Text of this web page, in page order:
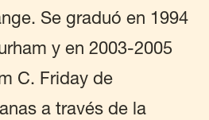
Se graduó en 1994
y en 2003-2005
C. Friday de
a través de la